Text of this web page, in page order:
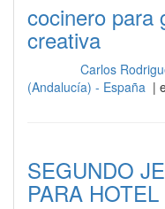
cocinero para
creativa
Carlos
(Andalucía) - España |
SEGUNDO
PARA